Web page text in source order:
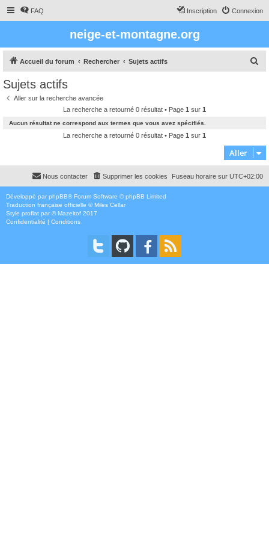
FAQ Connexion
Inscription
neige-et-montagne.org
Accueil du forum Rechercher Sujets actifs
c
h
e
Sujets actifs
Aller sur la recherche avancée
La recherche a retourné 0 résultat • Page 1 sur 1
Aucun résultat ne correspond aux termes que vous avez spécifiés.
La recherche a retourné 0 résultat • Page 1 sur 1
Aller
Fuseau horaire sur UTC+02:00
Supprimer les cookies
Nous contacter
Développé par phpBB® Forum Software © phpBB Limited
Traduction française officielle ©Miles Cellar
Style proflat par ©Mazeltof 2017
Confidentialité | Conditions